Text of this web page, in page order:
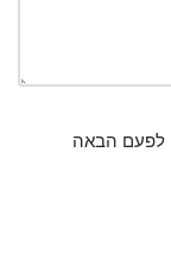
לפעם הבאה